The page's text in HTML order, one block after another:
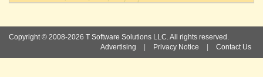
Copyright © 2008-2026 T Software Solutions LLC. All rights reserved.
Advertising
Privacy Notice Contact Us